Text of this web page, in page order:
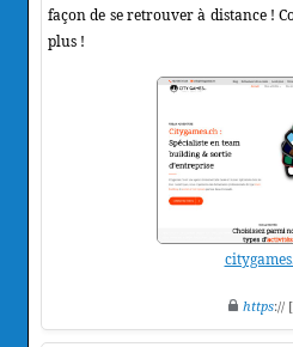
façon de se retrouver à distance !
plus !
https://